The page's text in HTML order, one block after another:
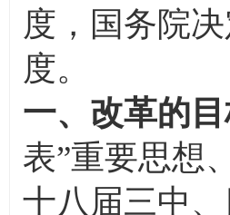
度，国务院
度。
一、改革的
表”重要思想
十八届三中